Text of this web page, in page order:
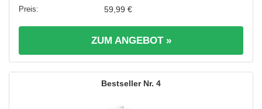
59,99 €
ZUM ANGEBOT »
4